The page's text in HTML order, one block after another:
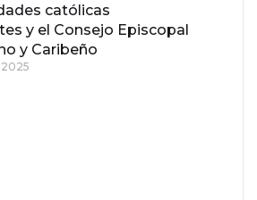
católicas
y el Consejo Episcopal
y Caribeño